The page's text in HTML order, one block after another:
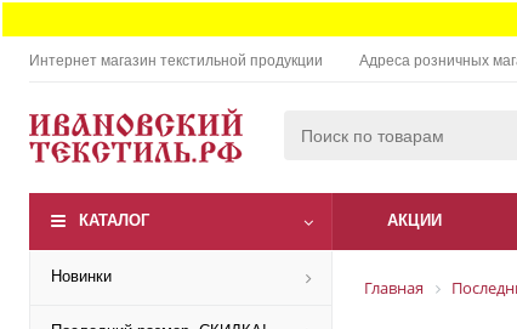
Интернет магазин текстильной продукции Адреса розничных
КАТАЛОГ АКЦИИ
Новинки
Главная